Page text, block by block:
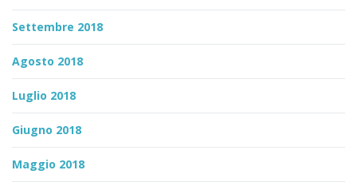
Settembre 2018
Agosto 2018
Luglio 2018
Giugno 2018
Maggio 2018